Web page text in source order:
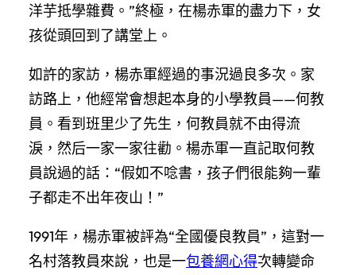
洋芋抵學雜費。”終極，在楊赤軍的盡力下，女
孩從頭回到了講堂上。
如許的家訪，楊赤軍經過的事況過良多次。家
訪路上，他經常會想起本身的小學教員——何教
員。看到班里少了先生，何教員就不由得流
淚，然后一家一家往勸。楊赤軍一直記取何教
員說過的話：“假如不唸書，孩子們很能夠一輩
子都走不出年夜山！”
1991年，楊赤軍被評為“全國優良教員”，這對一
名村落教員來說，也是一包養網心得次轉變命